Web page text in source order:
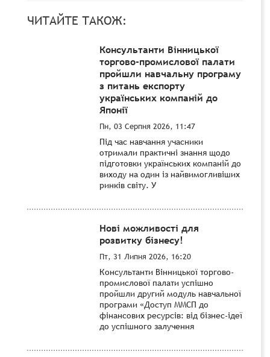
ЧИТАЙТЕ ТАКОЖ:
Консультанти Вінницької
торгово-промислової палати
пройшли навчальну програму
з питань експорту
українських компаній до
Японії
Пн, 03 Серпня 2026, 11:47
Під час навчання учасники
отримали практичні знання щодо
підготовки українських компаній до
виходу на один із найвимогливіших
ринків світу. У
Нові можливості для
розвитку бізнесу!
Пт, 31 Липня 2026, 16:20
Консультанти Вінницької торгово-
промислової палати успішно
пройшли другий модуль навчальної
програми «Доступ ММСП до
фінансових ресурсів: від бізнес-ідеї
до успішного залучення